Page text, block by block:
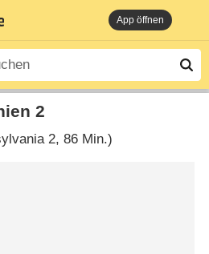
App öffnen
2
2‎, 86 Min.)